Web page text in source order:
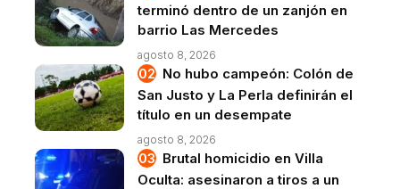
terminó dentro de un zanjón en
barrio Las Mercedes
agosto 8, 2026
No hubo campeón: Colón de
San Justo y La Perla definirán el
título en un desempate
agosto 8, 2026
Brutal homicidio en Villa
Oculta: asesinaron a tiros a un